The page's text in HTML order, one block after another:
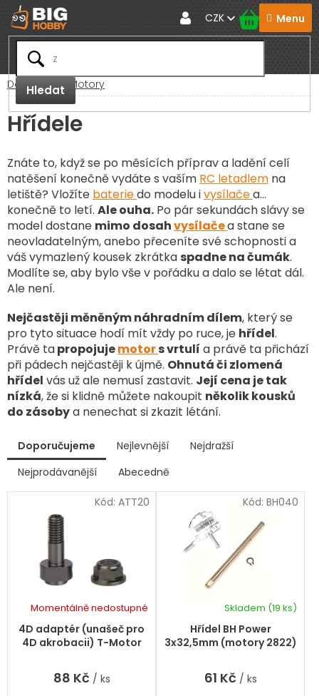
Přejít
na
obsah
Hledat
CZK
Domů RC Motory
Hřídele
Znáte to, když se po měsících příprav a ladění celí
natěšení konečně vydáte s vaším RC letadlem na
letiště? Vložíte bateriedo modelu ivysílačea…
konečně to letí. Ale ouha. Po pár sekundách slávy se
model dostane mimo dosahvysílačea stane se
neovladatelným, anebo přeceníte své schopnosti a
váš vymazlený kousek zkrátka spadne na čumák.
Modlíte se, aby bylo vše v pořádku a dalo se létat dál.
Ale není.
Nejčastěji měněným náhradním dílem, který se
pro tyto situace hodí mít vždy po ruce, je hřídel.
Právě tapropojujemotors vrtulí a právě ta přichází
při pádech nejčastěji k újmě. Ohnutá či zlomená
hřídel vás už ale nemusí zastavit. Její cena je tak
nízká, že si klidně můžete nakoupit několik kousků
do zásobya nenechat si zkazit létání.
a
Doporučujeme Nejlevnější
Nejdražší
Nejprodávanější
Abecedně
ý
i
4D adaptér (unašeč pro
4D akrobacii) T-Motor
Momentálně nedostupné
88 Kč / ks
Kód: ATT20
Hřídel BH Power
3x32,5mm (motory 2822)
Skladem (19 ks)
61 Kč / ks
Kód: BH040